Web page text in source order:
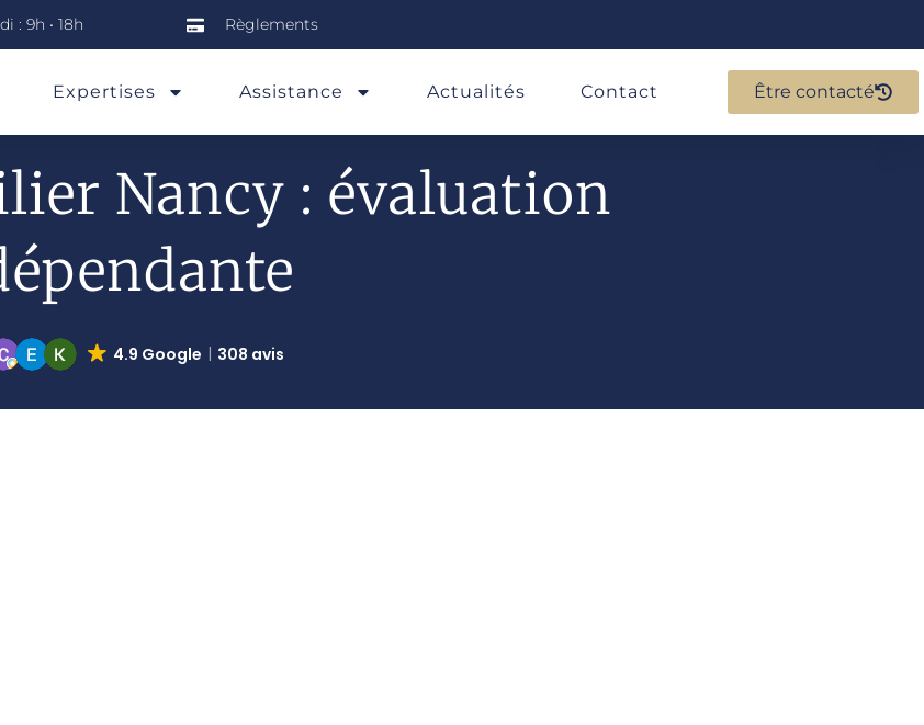
: 9h • 18h Règlements
Expertises Assistance Actualités Contact Être contacté
Nancy : évaluation
4.9 Google 308 avis